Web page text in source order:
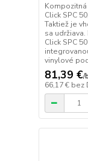
Click SPC
Taktiež je
sa
Click SPC
vinylové
81,39 €/
66,17 € bez